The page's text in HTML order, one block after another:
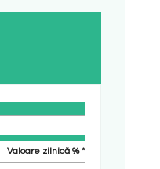
Valoare zilnică % *